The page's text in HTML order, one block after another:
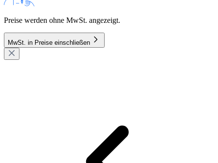
Preise werden ohne MwSt. angezeigt.
MwSt. in Preise einschließen